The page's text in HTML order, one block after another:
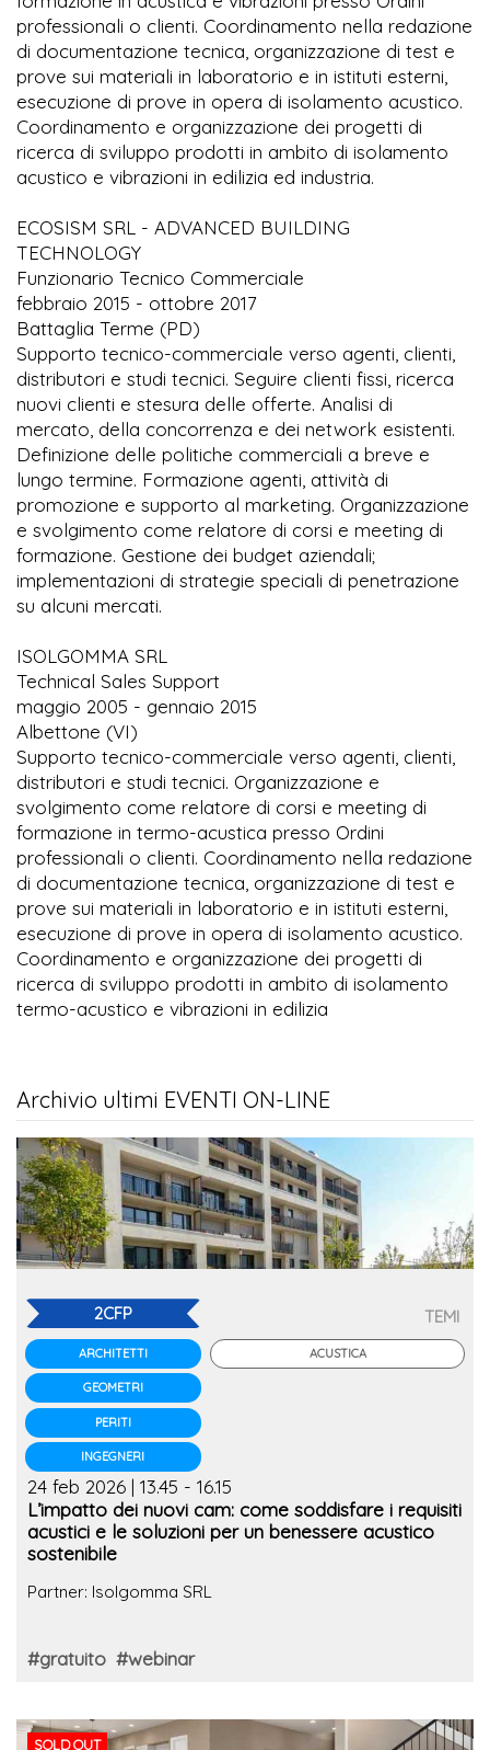
professionali o clienti. Coordinamento nella redazione
di documentazione tecnica, organizzazione di test e
prove sui materiali in laboratorio e in istituti esterni,
esecuzione di prove in opera di isolamento acustico.
Coordinamento e organizzazione dei progetti di
ricerca di sviluppo prodotti in ambito di isolamento
acustico e vibrazioni in edilizia ed industria.
ECOSISM SRL - ADVANCED BUILDING
TECHNOLOGY
Funzionario Tecnico Commerciale
febbraio 2015 - ottobre 2017
Battaglia Terme (PD)
Supporto tecnico-commerciale verso agenti, clienti,
distributori e studi tecnici. Seguire clienti fissi, ricerca
nuovi clienti e stesura delle offerte. Analisi di
mercato, della concorrenza e dei network esistenti.
Definizione delle politiche commerciali a breve e
lungo termine. Formazione agenti, attività di
promozione e supporto al marketing. Organizzazione
e svolgimento come relatore di corsi e meeting di
formazione. Gestione dei budget aziendali;
implementazioni di strategie speciali di penetrazione
su alcuni mercati.
ISOLGOMMA SRL
Technical Sales Support
maggio 2005 - gennaio 2015
Albettone (VI)
Supporto tecnico-commerciale verso agenti, clienti,
distributori e studi tecnici. Organizzazione e
svolgimento come relatore di corsi e meeting di
formazione in termo-acustica presso Ordini
professionali o clienti. Coordinamento nella redazione
di documentazione tecnica, organizzazione di test e
prove sui materiali in laboratorio e in istituti esterni,
esecuzione di prove in opera di isolamento acustico.
Coordinamento e organizzazione dei progetti di
ricerca di sviluppo prodotti in ambito di isolamento
termo-acustico e vibrazioni in edilizia
Archivio ultimi EVENTI ON-LINE
2CFP
ARCHITETTI
GEOMETRI
PERITI
INGEGNERI
TEMI
ACUSTICA
24 feb 2026 | 13.45 - 16.15
L’impatto dei nuovi cam: come soddisfare i requisiti
acustici e le soluzioni per un benessere acustico
sostenibile
Partner: Isolgomma SRL
#gratuito #webinar
SOLD OUT